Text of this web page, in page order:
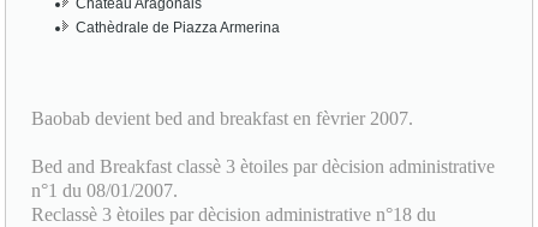
Bed and Breakfast classè 3 ètoiles par dècision administrative
Reclassè 3 ètoiles par dècision administrative n°18 du
02/02/2011.